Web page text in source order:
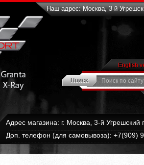
Наш адрес: Москва, 3-й
English
Адрес магазина: г. Москва, 3-й
Доп. телефон (для самовывоза): +7(909)